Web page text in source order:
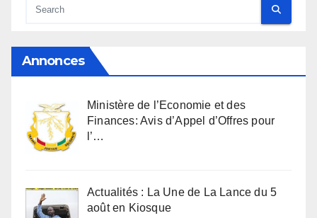
Annonces
Ministère de l’Economie et des
Finances: Avis d’Appel d’Offres pour
l’…
Actualités : La Une de La Lance du 5
août en Kiosque